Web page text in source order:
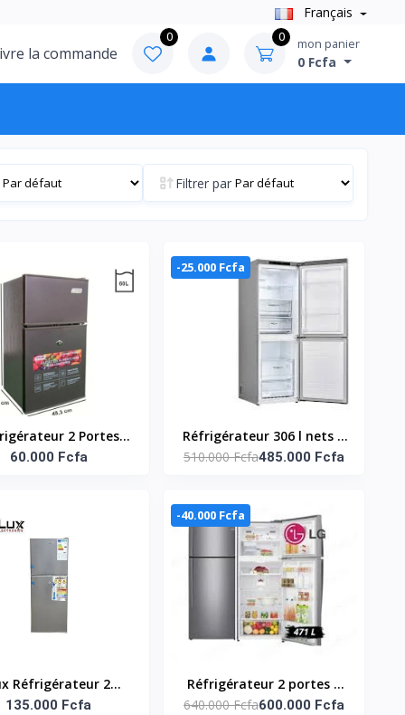
Français
la commande
0 0 mon panier
0 Fcfa
Filtrer par
2 Portes
Smart- 60L – STR-
60.000 Fcfa
-25.000 Fcfa
Réfrigérateur 306 l nets à
2 portes avec congélateur
Smart Inverter / GC-
B369NLJM
510.000 Fcfa485.000 Fcfa
Réfrigérateur 2
138 L - ILR138 -
135.000 Fcfa
-40.000 Fcfa
Réfrigérateur 2 portes |
Compresseur Smart
640.000 Fcfa600.000 Fcfa